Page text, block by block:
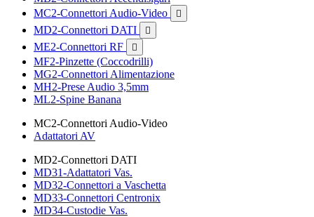
MC2-Connettori Audio-Video

MD2-Connettori DATI 
ME2-Connettori RF 
MF2-Pinzette (Coccodrilli)
MG2-Connettori Alimentazione
MH2-Prese Audio 3,5mm
ML2-Spine Banana
MC2-Connettori Audio-Video
Adattatori AV
MD2-Connettori DATI
MD31-Adattatori Vas.
MD32-Connettori a Vaschetta
MD33-Connettori Centronix
MD34-Custodie Vas.